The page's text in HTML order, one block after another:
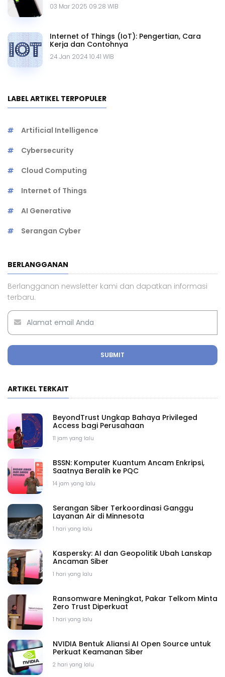
03 Mar 2025 09.28 WIB
Internet of Things (IoT): Pengertian, Cara
Kerja dan Contohnya
24 Jan 2024 10.41 WIB
LABEL ARTIKEL TERPOPULER
Artificial Intelligence
Cybersecurity
Cloud Computing
Internet of Things
AI Generative
Serangan Cyber
BERLANGGANAN
Berlangganan newsletter kami dan dapatkan informasi
terbaru.
SUBMIT
ARTIKEL TERKAIT
11 jam yang lalu
BeyondTrust Ungkap Bahaya Privileged
Access bagi Perusahaan
14 jam yang lalu
BSSN: Komputer Kuantum Ancam Enkripsi,
Saatnya Beralih ke PQC
1 hari yang lalu
Serangan Siber Terkoordinasi Ganggu
Layanan Air di Minnesota
1 hari yang lalu
Kaspersky: AI dan Geopolitik Ubah Lanskap
Ancaman Siber
1 hari yang lalu
Ransomware Meningkat, Pakar Telkom Minta
Zero Trust Diperkuat
2 hari yang lalu
NVIDIA Bentuk Aliansi AI Open Source untuk
Perkuat Keamanan Siber